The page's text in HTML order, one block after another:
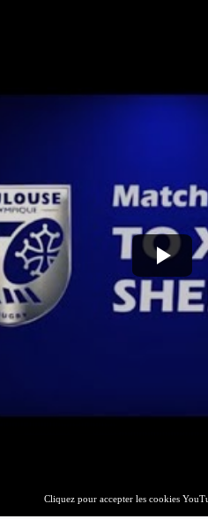
Cliquez pour accepter les cookies